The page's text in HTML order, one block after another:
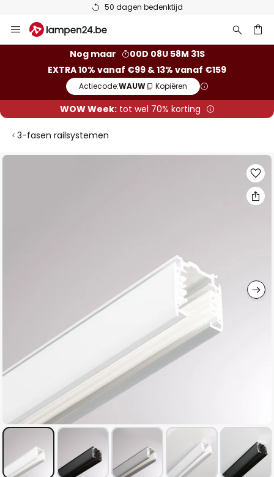
50 dagen bedenktijd
naar
Nog maar
00D 08U 58M 31S
EXTRA 10% vanaf €99 & 13% vanaf €159
Actiecode:WAUW Kopiëren
WOW Week:tot wel 70% korting
3-fasen railsystemen
Ga